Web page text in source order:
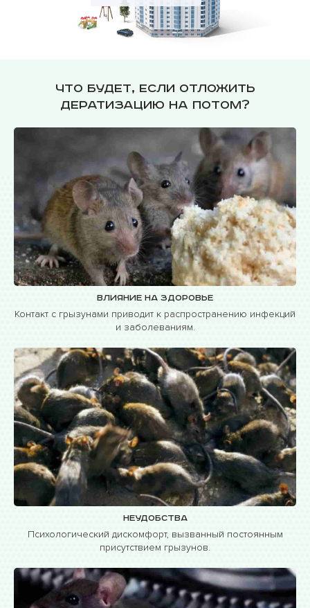
Что будет, если отложить
дератизацию на потом?
Влияние на здоровье
Контакт с грызунами приводит к распространению инфекций
и заболеваниям.
Неудобства
Психологический дискомфорт, вызванный постоянным
присутствием грызунов.